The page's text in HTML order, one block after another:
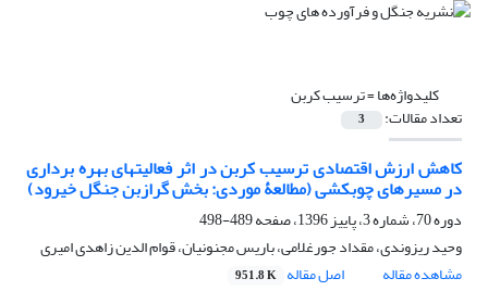
کلیدواژه‌ها =ترسیب کربن
تعداد مقالات: 3
کاهش ارزش اقتصادی ترسیب کربن در اثر فعالیتهای بهره برداری
در مسیرهای چوبکشی (مطالعۀ موردی: بخش گرازبن جنگل خیرود)
دوره 70، شماره 3، پاییز 1396، صفحه
489-498
وحید ریزوندی، مقداد جورغلامی، باریس مجنونیان، قوام الدین زاهدی امیری
مشاهده مقاله
اصل مقاله 951.8 K